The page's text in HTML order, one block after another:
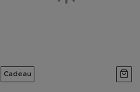
Cadeau